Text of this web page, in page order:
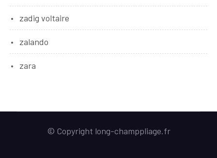
zadig voltaire
zalando
zara
© Copyright long-champpliage.fr